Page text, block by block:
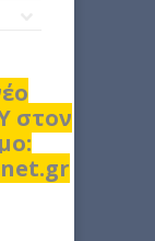
στον